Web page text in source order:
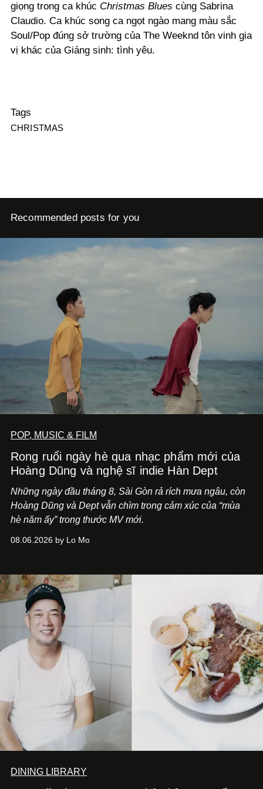
giọng trong ca khúc Christmas Blues cùng Sabrina
Claudio. Ca khúc song ca ngọt ngào mang màu sắc
Soul/Pop đúng sở trường của The Weeknd tôn vinh gia
vị khác của Giáng sinh: tình yêu.
Tags
CHRISTMAS
Recommended posts for you
POP, MUSIC & FILM
Rong ruổi ngày hè qua nhạc phẩm mới của
Hoàng Dũng và nghệ sĩ indie Hàn Dept
Những ngày đầu tháng 8, Sài Gòn rả rích mưa ngâu, còn
Hoàng Dũng và Dept vẫn chìm trong cảm xúc của “mùa
hè năm ấy” trong thước MV mới.
08.06.2026 by Lo Mo
DINING LIBRARY